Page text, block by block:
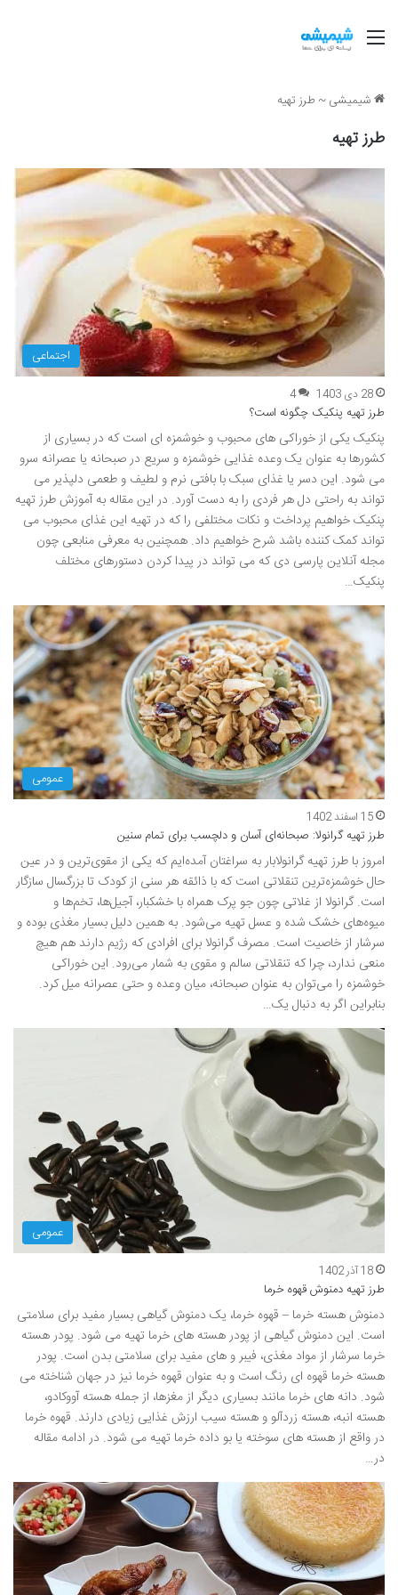
منو
شیمیشی~ طرز تهیه
طرز تهیه
اجتماعی
28 دی 1403 4
طرز تهیه پنکیک چگونه است؟
پنکیک یکی از خوراکی های محبوب و خوشمزه ای است که در بسیاری از
کشورها به عنوان یک وعده غذایی خوشمزه و سریع در صبحانه یا عصرانه سرو
می شود. این دسر یا غذای سبک با بافتی نرم و لطیف و طعمی دلپذیر می
تواند به راحتی دل هر فردی را به دست آورد. در این مقاله به آموزش طرز تهیه
پنکیک خواهیم پرداخت و نکات مختلفی را که در تهیه این غذای محبوب می
تواند کمک کننده باشد شرح خواهیم داد. همچنین به معرفی منابعی چون
مجله آنلاین پارسی دی که می تواند در پیدا کردن دستورهای مختلف
پنکیک…
عمومی
15 اسفند 1402
طرز تهیه گرانولا: صبحانه‌ای آسان و دلچسب برای تمام سنین
امروز با طرز تهیه گرانولابار به سراغتان آمده‌ایم که یکی از مقوی‌ترین و در عین
حال خوشمزه‌ترین تنقلاتی است که با ذائقه هر سنی از کودک تا بزرگسال سازگار
است. گرانولا از غلاتی چون جو پرک همراه با خشکبار، آجیل‌ها، تخم‌ها و
میوه‌های خشک شده و عسل تهیه می‌شود. به همین دلیل بسیار مغذی بوده و
سرشار از خاصیت است. مصرف گرانولا برای افرادی که رژیم دارند هم هیچ
منعی ندارد، چرا که تنقلاتی سالم و مقوی به شمار می‌رود. این خوراکی
خوشمزه را می‌توان به عنوان صبحانه، میان وعده و حتی عصرانه میل کرد.
بنابراین اگر به دنبال یک…
عمومی
18 آذر 1402
طرز تهیه دمنوش قهوه خرما
دمنوش هسته خرما – قهوه خرما، یک دمنوش گیاهی بسیار مفید برای سلامتی
است. این دمنوش گیاهی از پودر هسته های خرما تهیه می شود. پودر هسته
خرما سرشار از مواد مغذی، فیبر و های مفید برای سلامتی بدن است. پودر
هسته خرما قهوه ای رنگ است و به عنوان قهوه خرما نیز در جهان شناخته می
شود. دانه های خرما مانند بسیاری دیگر از مغزها، از جمله هسته آووکادو،
هسته انبه، هسته زردآلو و هسته سیب ارزش غذایی زیادی دارند. قهوه خرما
در واقع از هسته های سوخته یا بو داده خرما تهیه می شود. در ادامه مقاله
در…